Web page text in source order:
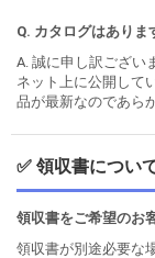
Q. カタログはありま
A. 誠に申し訳ござい
ネット上に公開して
品が最新なのであら
✅ 領収書につい
領収書をご希望のお
領収書が別途必要な